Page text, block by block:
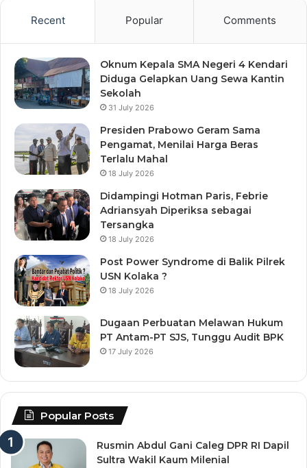
Recent Popular Comments
Oknum Kepala SMA Negeri 4 Kendari
Diduga Gelapkan Uang Sewa Kantin
Sekolah
31 July 2026
Presiden Prabowo Geram Sama
Pengamat, Menilai Harga Beras
Terlalu Mahal
18 July 2026
Didampingi Hotman Paris, Febrie
Adriansyah Diperiksa sebagai
Tersangka
18 July 2026
Post Power Syndrome di Balik Pilrek
USN Kolaka ?
18 July 2026
Dugaan Perbuatan Melawan Hukum
PT Antam-PT SJS, Tunggu Audit BPK
17 July 2026
Popular Posts
Rusmin Abdul Gani Caleg DPR RI Dapil
Sultra Wakil Kaum Milenial